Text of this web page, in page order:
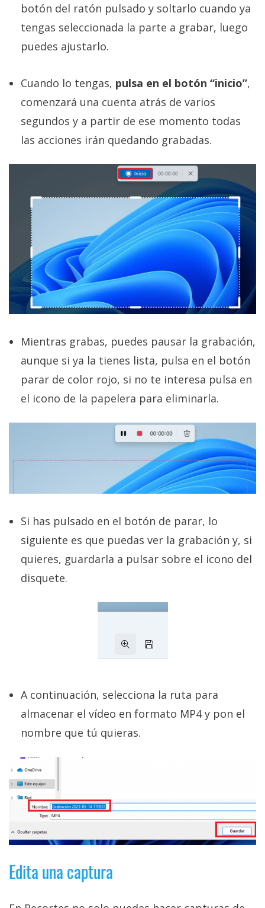
botón del ratón pulsado y soltarlo cuando ya
tengas seleccionada la parte a grabar, luego
puedes ajustarlo.
Cuando lo tengas, pulsa en el botón “inicio”,
comenzará una cuenta atrás de varios
segundos y a partir de ese momento todas
las acciones irán quedando grabadas.
Mientras grabas, puedes pausar la grabación,
aunque si ya la tienes lista, pulsa en el botón
parar de color rojo, si no te interesa pulsa en
el icono de la papelera para eliminarla.
Si has pulsado en el botón de parar, lo
siguiente es que puedas ver la grabación y, si
quieres, guardarla a pulsar sobre el icono del
disquete.
A continuación, selecciona la ruta para
almacenar el vídeo en formato MP4 y pon el
nombre que tú quieras.
Edita una captura